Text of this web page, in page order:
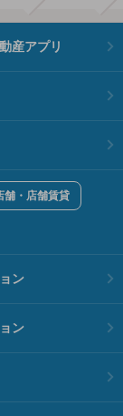
産アプリ
舗・店舗賃貸
ン
ン